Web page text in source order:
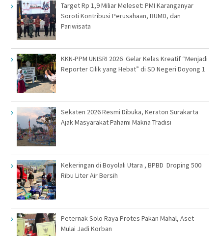
Target Rp 1,9 Miliar Meleset: PMI Karanganyar
Soroti Kontribusi Perusahaan, BUMD, dan
Pariwisata
KKN-PPM UNISRI 2026 Gelar Kelas Kreatif “Menjadi
Reporter Cilik yang Hebat” di SD Negeri Doyong 1
Sekaten 2026 Resmi Dibuka, Keraton Surakarta
Ajak Masyarakat Pahami Makna Tradisi
Kekeringan di Boyolali Utara , BPBD Droping 500
Ribu Liter Air Bersih
Peternak Solo Raya Protes Pakan Mahal, Aset
Mulai Jadi Korban